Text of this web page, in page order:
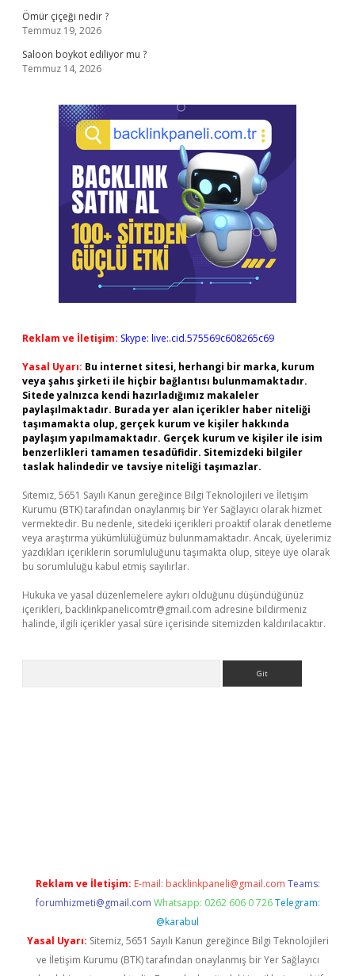
Ömür çiçeği nedir ?
Temmuz 19, 2026
Saloon boykot ediliyor mu ?
Temmuz 14, 2026
Reklam ve İletişim: Skype: live:.cid.575569c608265c69
Yasal Uyarı: Bu internet sitesi, herhangi bir marka, kurum
veya şahıs şirketi ile hiçbir bağlantısı bulunmamaktadır.
Sitede yalnızca kendi hazırladığımız makaleler
paylaşılmaktadır. Burada yer alan içerikler haber niteliği
taşımamakta olup, gerçek kurum ve kişiler hakkında
paylaşım yapılmamaktadır. Gerçek kurum ve kişiler ile isim
benzerlikleri tamamen tesadüfidir. Sitemizdeki bilgiler
taslak halindedir ve tavsiye niteliği taşımazlar.
Sitemiz, 5651 Sayılı Kanun gereğince Bilgi Teknolojileri ve İletişim
Kurumu (BTK) tarafından onaylanmış bir Yer Sağlayıcı olarak hizmet
vermektedir. Bu nedenle, sitedeki içerikleri proaktif olarak denetleme
veya araştırma yükümlülüğümüz bulunmamaktadır. Ancak, üyelerimiz
yazdıkları içeriklerin sorumluluğunu taşımakta olup, siteye üye olarak
bu sorumluluğu kabul etmiş sayılırlar.
Hukuka ve yasal düzenlemelere aykırı olduğunu düşündüğünüz
içerikleri, backlinkpanelicomtr@gmail.com adresine bildirmeniz
halinde, ilgili içerikler yasal süre içerisinde sitemizden kaldırılacaktır.
Reklam ve İletişim: E-mail: backlinkpaneli@gmail.com Teams:
forumhizmeti@gmail.com Whatsapp: 0262 606 0 726 Telegram:
@karabul
Yasal Uyarı: Sitemiz, 5651 Sayılı Kanun gereğince Bilgi Teknolojileri
ve İletişim Kurumu (BTK) tarafından onaylanmış bir Yer Sağlayıcı